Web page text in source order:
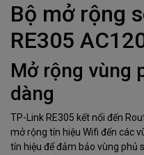
Bộ mở rộng
RE305
Mở rộng vùng
dàng
TP-Link RE305 kết nối đến
mở rộng tín hiệu Wifi đến các
tín hiệu để đảm bảo vùng phủ